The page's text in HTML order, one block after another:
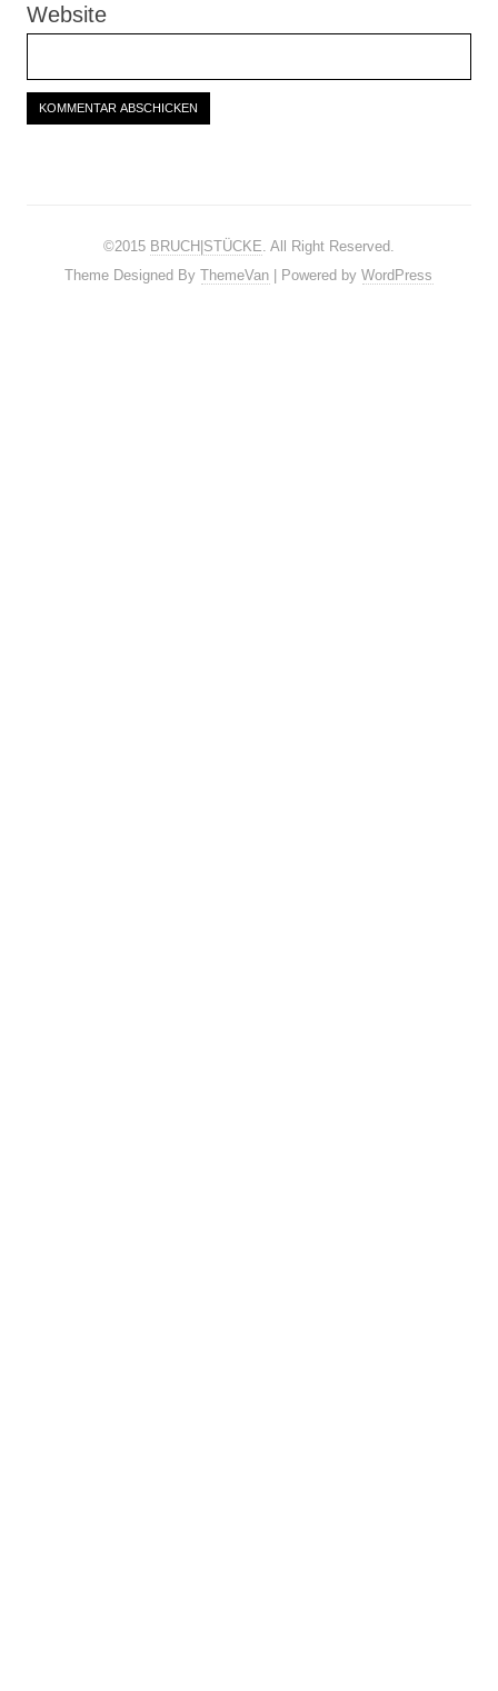
Website
©2015 BRUCH|STÜCKE. All Right Reserved.
Theme Designed ByThemeVan | Powered byWordPress